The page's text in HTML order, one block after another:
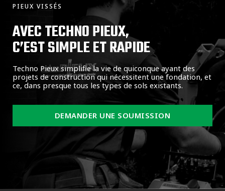
PIEUX VISSÉS
AVEC TECHNO PIEUX,
C’EST SIMPLE ET RAPIDE
Techno Pieux simplifie la vie de quiconque ayant des
projets de construction qui nécessitent une fondation, et
ce, dans presque tous les types de sols existants.
DEMANDER UNE SOUMISSION